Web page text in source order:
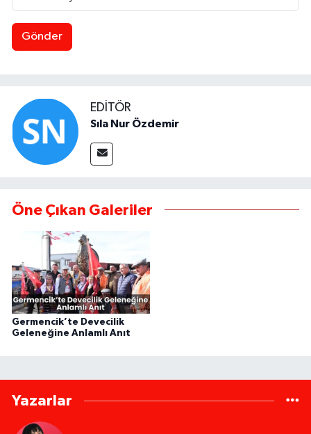
Gönder
EDITÖR
Sıla Nur Özdemir
Öne Çıkan Galeriler
Germencik’te Devecilik
Geleneğine Anlamlı Anıt
Yazarlar